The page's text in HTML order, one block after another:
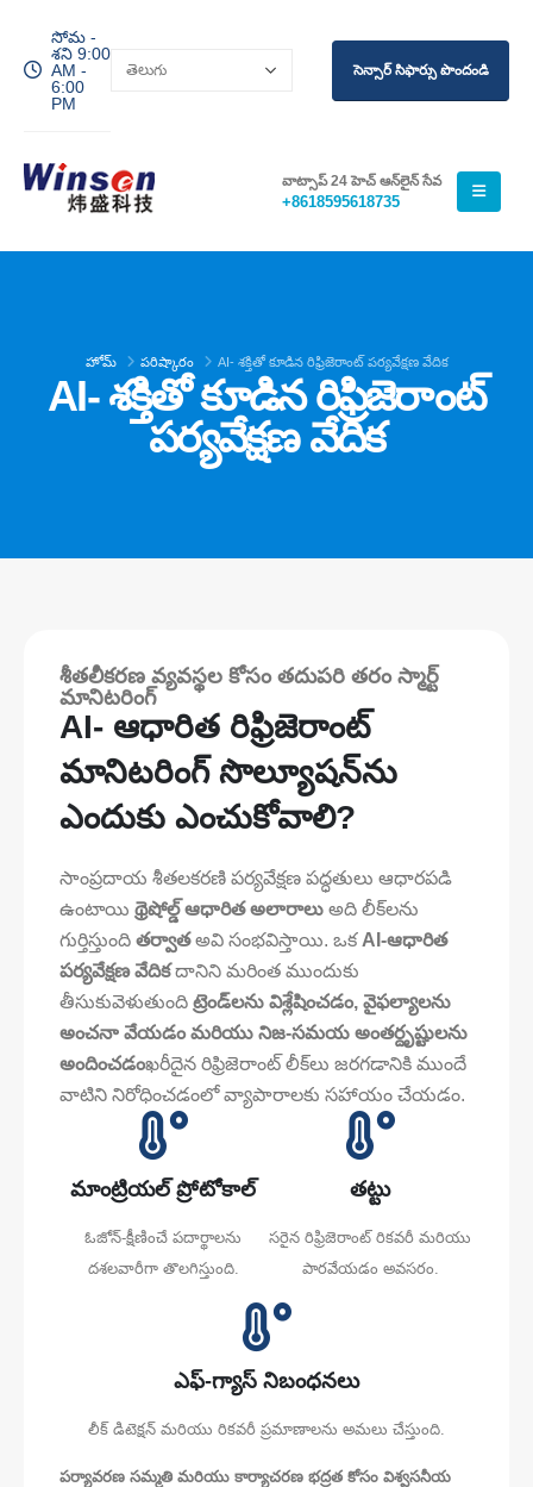
సోమ -
శని 9:00
AM -
6:00
PM
సెన్సార్ సిఫార్సు పొందండి
వాట్సాప్ 24 హెచ్ ఆన్‌లైన్ సేవ
+8618595618735
హోమ్ పరిష్కారం AI- శక్తితో కూడిన రిఫ్రిజెరాంట్ పర్యవేక్షణ వేదిక
AI- శక్తితో కూడిన రిఫ్రిజెరాంట్
పర్యవేక్షణ వేదిక
శీతలీకరణ వ్యవస్థల కోసం తదుపరి తరం స్మార్ట్
మానిటరింగ్
AI- ఆధారిత రిఫ్రిజెరాంట్
మానిటరింగ్ సొల్యూషన్‌ను
ఎందుకు ఎంచుకోవాలి?
సాంప్రదాయ శీతలకరణి పర్యవేక్షణ పద్ధతులు ఆధారపడి
ఉంటాయి థ్రెషోల్డ్ ఆధారిత అలారాలు అది లీక్‌లను
గుర్తిస్తుంది తర్వాతఅవి సంభవిస్తాయి. ఒక AI-ఆధారిత
పర్యవేక్షణ వేదికదానిని మరింత ముందుకు
తీసుకువెళుతుంది ట్రెండ్‌లను విశ్లేషించడం, వైఫల్యాలను
అంచనా వేయడం మరియు నిజ-సమయ అంతర్దృష్టులను
అందించడంఖరీదైన రిఫ్రిజెరాంట్ లీక్‌లు జరగడానికి ముందే
వాటిని నిరోధించడంలో వ్యాపారాలకు సహాయం చేయడం.
మాంట్రియల్ ప్రోటోకాల్
ఓజోన్-క్షీణించే పదార్థాలను
దశలవారీగా తొలగిస్తుంది.
తట్టు
సరైన రిఫ్రిజెరాంట్ రికవరీ మరియు
పారవేయడం అవసరం.
ఎఫ్-గ్యాస్ నిబంధనలు
లీక్ డిటెక్షన్ మరియు రికవరీ ప్రమాణాలను అమలు చేస్తుంది.
పర్యావరణ సమ్మతి మరియు కార్యాచరణ భద్రత కోసం విశ్వసనీయ